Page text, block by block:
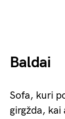
Baldai
Sofa, kuri
girgžda, kai